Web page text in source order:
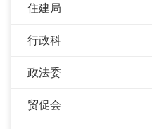
住建局
行政科
政法委
贸促会